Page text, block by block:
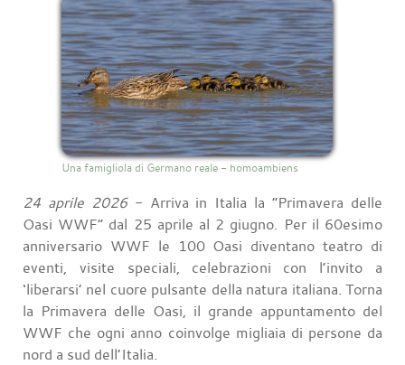
Una famigliola di Germano reale - homoambiens
24 aprile 2026- Arriva in Italia la “Primavera delle
Oasi WWF” dal 25 aprile al 2 giugno. Per il 60esimo
anniversario WWF le 100 Oasi diventano teatro di
eventi, visite speciali, celebrazioni con l’invito a
‘liberarsi’ nel cuore pulsante della natura italiana. Torna
la Primavera delle Oasi, il grande appuntamento del
WWF che ogni anno coinvolge migliaia di persone da
nord a sud dell’Italia.